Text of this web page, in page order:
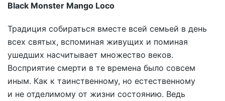
Black Monster Mango Loco
Традиция собираться вместе всей семьей в день
всех святых, вспоминая живущих и поминая
ушедших насчитывает множество веков.
Восприятие смерти в те времена было совсем
иным. Как к таинственному, но естественному
и не отделимому от жизни состоянию. Ведь